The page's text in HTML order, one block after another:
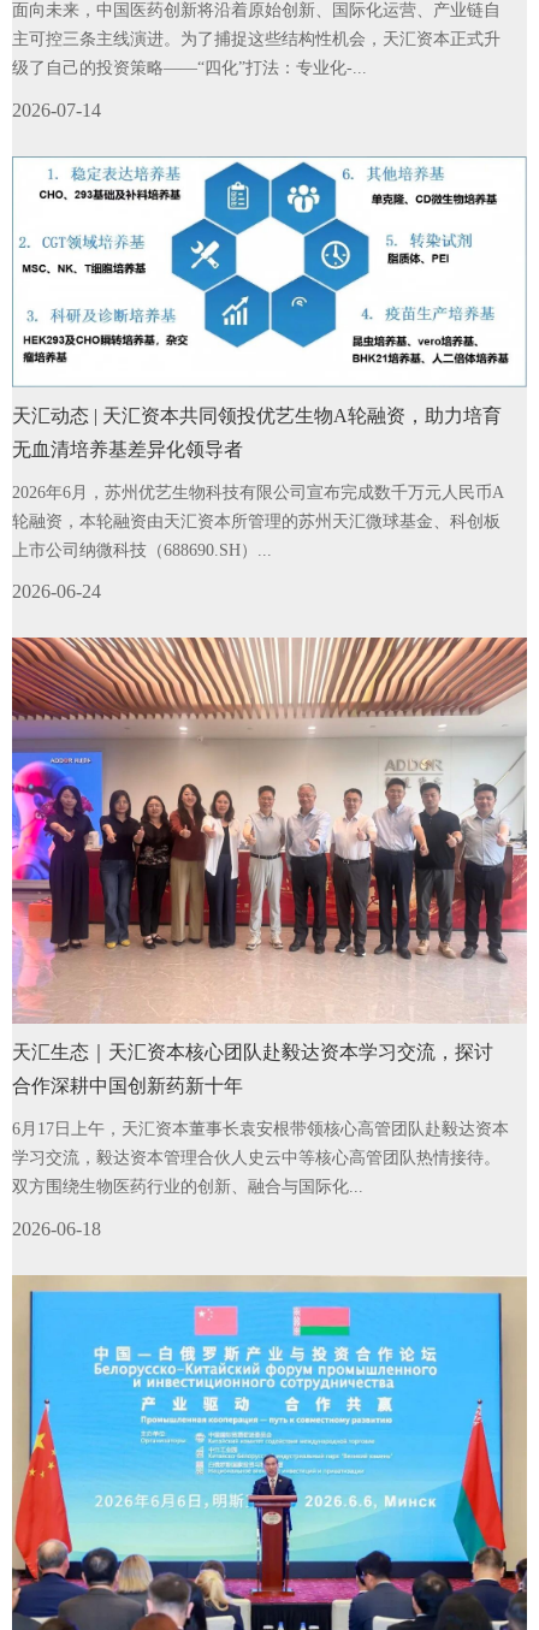
面向未来，中国医药创新将沿着原始创新、国际化运营、产业链自
主可控三条主线演进。为了捕捉这些结构性机会，天汇资本正式升
级了自己的投资策略——“四化”打法：专业化-...
2026-07-14
天汇动态 | 天汇资本共同领投优艺生物A轮融资，助力培育
无血清培养基差异化领导者
2026年6月，苏州优艺生物科技有限公司宣布完成数千万元人民币A
轮融资，本轮融资由天汇资本所管理的苏州天汇微球基金、科创板
上市公司纳微科技（688690.SH）...
2026-06-24
天汇生态｜天汇资本核心团队赴毅达资本学习交流，探讨
合作深耕中国创新药新十年
6月17日上午，天汇资本董事长袁安根带领核心高管团队赴毅达资本
学习交流，毅达资本管理合伙人史云中等核心高管团队热情接待。
双方围绕生物医药行业的创新、融合与国际化...
2026-06-18